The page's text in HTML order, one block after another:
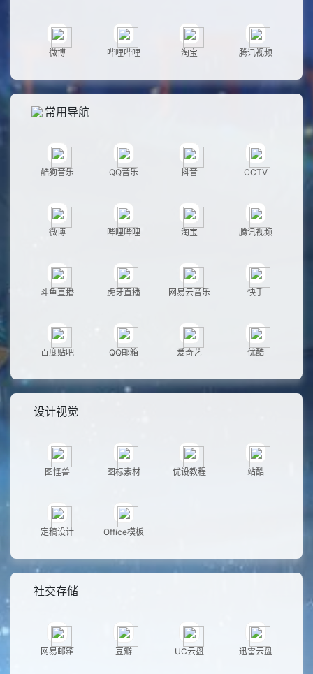
微博 哔哩哔哩 淘宝 腾讯视频
常用导航
酷狗音乐 QQ音乐 抖音 CCTV
微博 哔哩哔哩 淘宝 腾讯视频
斗鱼直播 虎牙直播 网易云音乐 快手
百度贴吧 QQ邮箱 爱奇艺 优酷
设计视觉
图怪兽 图标素材 优设教程 站酷
定稿设计 Office模板
社交存储
网易邮箱 豆瓣 UC云盘 迅雷云盘